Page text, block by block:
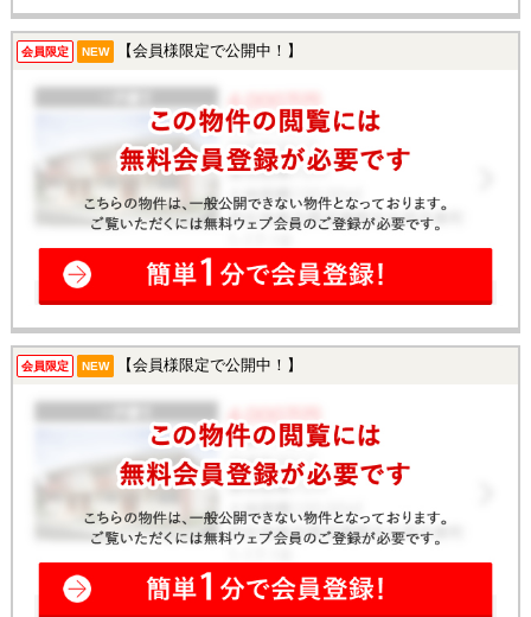
会員限定 NEW 【会員様限定で公開中！】
会員限定 NEW 【会員様限定で公開中！】